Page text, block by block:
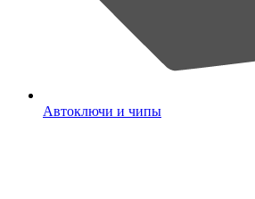
Автоключи и чипы